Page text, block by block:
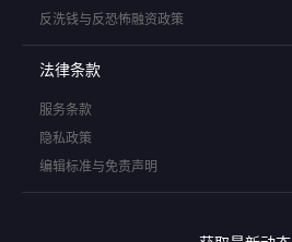
反洗钱与反恐怖融资政策
法律条款
服务条款
隐私政策
编辑标准与免责声明